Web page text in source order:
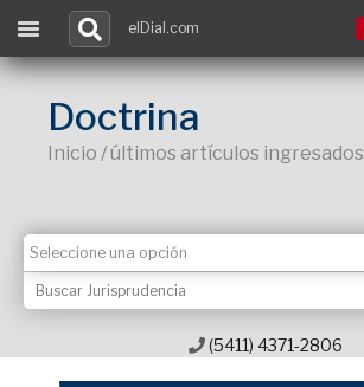
Contacto
elDial.com
Doctrina
Inicio / últimos artículos ingresados
(5411) 4371-2806